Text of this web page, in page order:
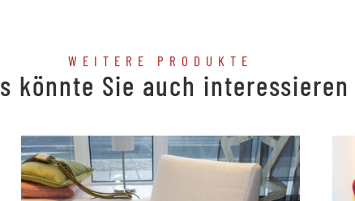
WEITERE PRODUKTE
könnte Sie auch interessieren